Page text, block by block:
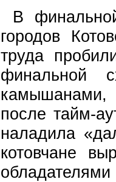
В
городов
труда
финальной
камышанами,
после тайм-
наладила
котовчане
обладателями